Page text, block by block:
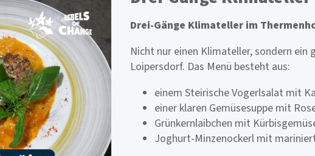
Drei-Gänge Klimateller im
Nicht nur einen Klimateller, sondern ein
Loipersdorf. Das Menü besteht aus:
einem Steirische Vogerlsalat mit
einer klaren Gemüsesuppe mit
Grünkernlaibchen mit
Joghurt-Minzenockerl mit